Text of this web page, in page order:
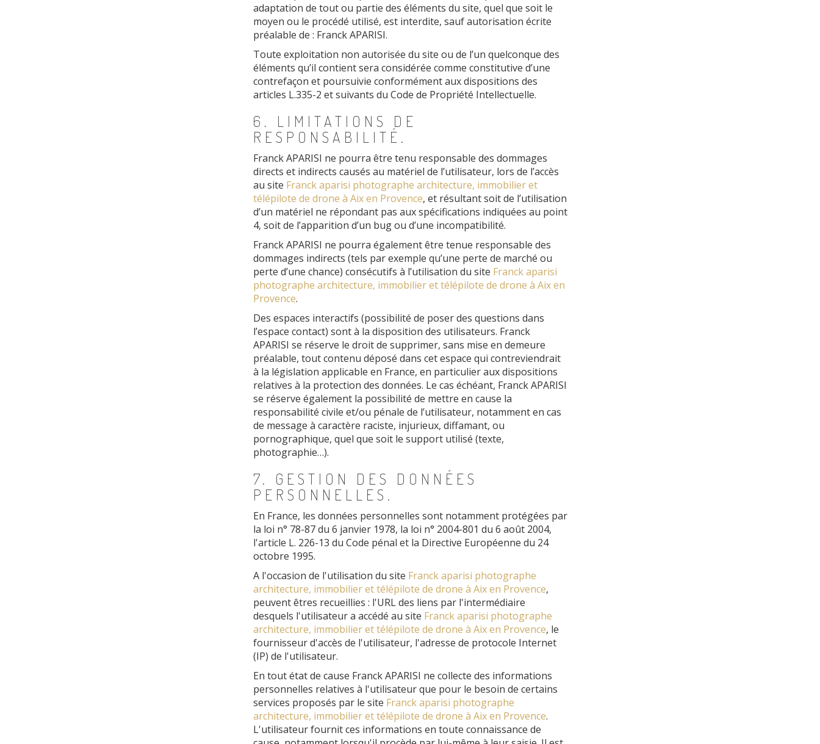
adaptation de tout ou partie des éléments du site, quel que soit le
moyen ou le procédé utilisé, est interdite, sauf autorisation écrite
préalable de : Franck APARISI.
Toute exploitation non autorisée du site ou de l’un quelconque des
éléments qu’il contient sera considérée comme constitutive d’une
contrefaçon et poursuivie conformément aux dispositions des
articles L.335-2 et suivants du Code de Propriété Intellectuelle.
6. LIMITATIONS DE
RESPONSABILITÉ.
Franck APARISI ne pourra être tenu responsable des dommages
directs et indirects causés au matériel de l’utilisateur, lors de l’accès
au site Franck aparisi photographe architecture, immobilier et
télépilote de drone à Aix en Provence, et résultant soit de l’utilisation
d’un matériel ne répondant pas aux spécifications indiquées au point
4, soit de l’apparition d’un bug ou d’une incompatibilité.
Franck APARISI ne pourra également être tenue responsable des
dommages indirects (tels par exemple qu’une perte de marché ou
perte d’une chance) consécutifs à l’utilisation du site Franck aparisi
photographe architecture, immobilier et télépilote de drone à Aix en
Provence.
Des espaces interactifs (possibilité de poser des questions dans
l’espace contact) sont à la disposition des utilisateurs. Franck
APARISI se réserve le droit de supprimer, sans mise en demeure
préalable, tout contenu déposé dans cet espace qui contreviendrait
à la législation applicable en France, en particulier aux dispositions
relatives à la protection des données. Le cas échéant, Franck APARISI
se réserve également la possibilité de mettre en cause la
responsabilité civile et/ou pénale de l’utilisateur, notamment en cas
de message à caractère raciste, injurieux, diffamant, ou
pornographique, quel que soit le support utilisé (texte,
photographie…).
7. GESTION DES DONNÉES
PERSONNELLES.
En France, les données personnelles sont notamment protégées par
la loi n° 78-87 du 6 janvier 1978, la loi n° 2004-801 du 6 août 2004,
l'article L. 226-13 du Code pénal et la Directive Européenne du 24
octobre 1995.
A l'occasion de l'utilisation du site Franck aparisi photographe
architecture, immobilier et télépilote de drone à Aix en Provence,
peuvent êtres recueillies : l'URL des liens par l'intermédiaire
desquels l'utilisateur a accédé au site Franck aparisi photographe
architecture, immobilier et télépilote de drone à Aix en Provence, le
fournisseur d'accès de l'utilisateur, l'adresse de protocole Internet
(IP) de l'utilisateur.
En tout état de cause Franck APARISI ne collecte des informations
personnelles relatives à l'utilisateur que pour le besoin de certains
services proposés par le site Franck aparisi photographe
architecture, immobilier et télépilote de drone à Aix en Provence.
L'utilisateur fournit ces informations en toute connaissance de